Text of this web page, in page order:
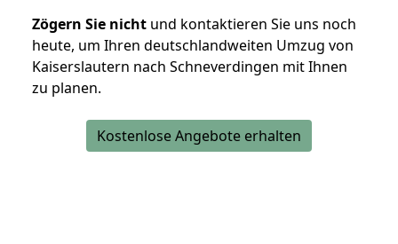
Zögern Sie nicht und kontaktieren Sie uns noch
heute, um Ihren deutschlandweiten Umzug von
Kaiserslautern nach Schneverdingen mit Ihnen
zu planen.
Kostenlose Angebote erhalten